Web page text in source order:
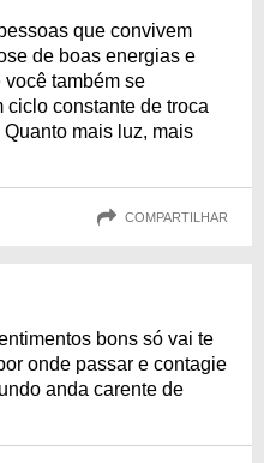
que convivem
de boas energias e
também se
ciclo constante de troca
mais luz, mais
COMPARTILHAR
bons só vai te
onde passar e contagie
anda carente de